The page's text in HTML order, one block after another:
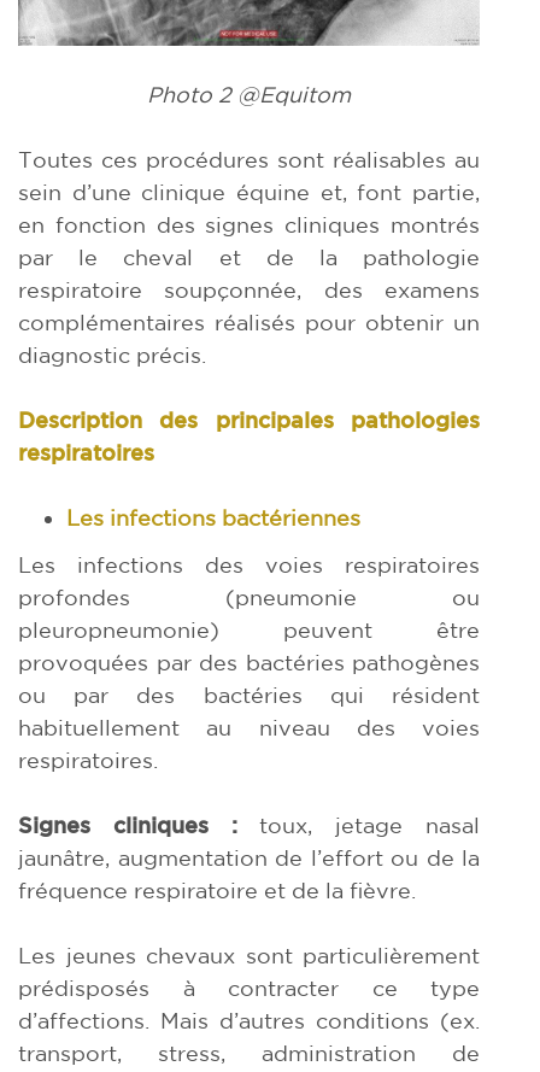
Photo 2 @Equitom
Toutes ces procédures sont réalisables au
sein d’une clinique équine et, font partie,
en fonction des signes cliniques montrés
par le cheval et de la pathologie
respiratoire soupçonnée, des examens
complémentaires réalisés pour obtenir un
diagnostic précis.
Description des principales pathologies
respiratoires
Les infections bactériennes
Les infections des voies respiratoires
profondes (pneumonie ou
pleuropneumonie) peuvent être
provoquées par des bactéries pathogènes
ou par des bactéries qui résident
habituellement au niveau des voies
respiratoires.
Signes cliniques :toux, jetage nasal
jaunâtre, augmentation de l’effort ou de la
fréquence respiratoire et de la fièvre.
Les jeunes chevaux sont particulièrement
prédisposés à contracter ce type
d’affections. Mais d’autres conditions (ex.
transport, stress, administration de